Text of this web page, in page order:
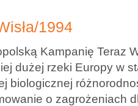
1994
Kampanię Teraz
dużej rzeki Europy w
biologicznej
o zagrożeniach